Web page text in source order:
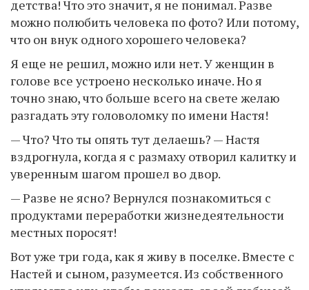
детства! Что это значит, я не понимал. Разве
можно полюбить человека по фото? Или потому,
что он внук одного хорошего человека?
Я еще не решил, можно или нет. У женщин в
голове все устроено несколько иначе. Но я
точно знаю, что больше всего на свете желаю
разгадать эту головоломку по имени Настя!
— Что? Что ты опять тут делаешь? — Настя
вздрогнула, когда я с размаху отворил калитку и
уверенным шагом прошел во двор.
— Разве не ясно? Вернулся познакомиться с
продуктами переработки жизнедеятельности
местных поросят!
Вот уже три года, как я живу в поселке. Вместе с
Настей и сыном, разумеется. Из собственного